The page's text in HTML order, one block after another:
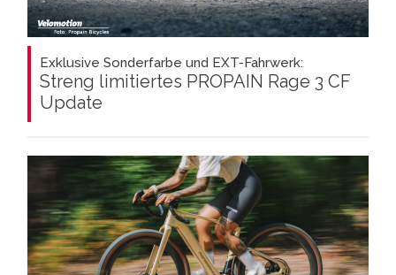
Exklusive Sonderfarbe und EXT-Fahrwerk:
Streng limitiertes PROPAIN Rage 3 CF
Update